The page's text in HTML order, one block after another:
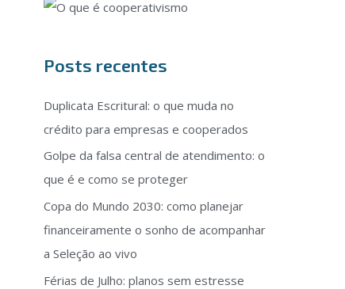
Posts recentes
Duplicata Escritural: o que muda no
crédito para empresas e cooperados
Golpe da falsa central de atendimento: o
que é e como se proteger
Copa do Mundo 2030: como planejar
financeiramente o sonho de acompanhar
a Seleção ao vivo
Férias de Julho: planos sem estresse